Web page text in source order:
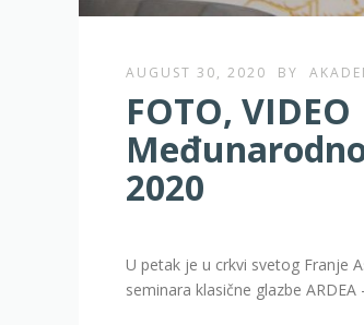
AUGUST 30, 2020 BY
FOTO,
2020
U petak je u crkvi svetog Franje
seminara klasične glazbe ARDEA